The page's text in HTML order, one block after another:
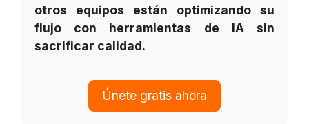
otros equipos están optimizando su
flujo con herramientas de IA sin
sacrificar calidad.
Únete gratis ahora